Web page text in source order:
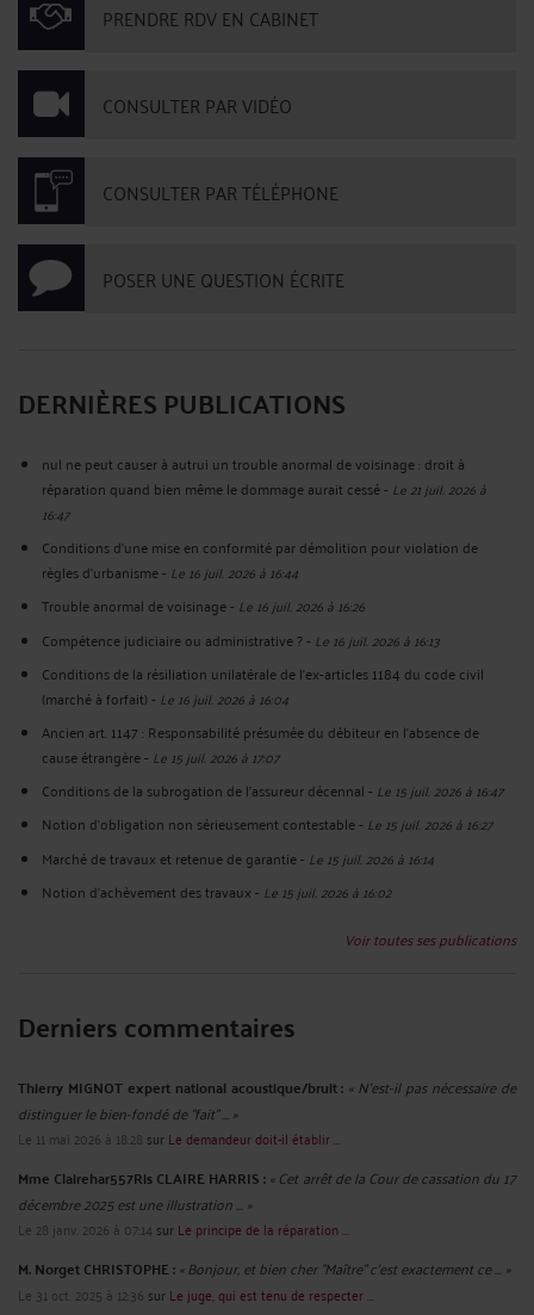
PRENDRE RDV EN CABINET
CONSULTER PAR VIDÉO
CONSULTER PAR TÉLÉPHONE
POSER UNE QUESTION ÉCRITE
DERNIÈRES PUBLICATIONS
nul ne peut causer à autrui un trouble anormal de voisinage : droit à
réparation quand bien même le dommage aurait cessé- Le 21 juil. 2026 à
16:47
Conditions d'une mise en conformité par démolition pour violation de
règles d'urbanisme- Le 16 juil. 2026 à 16:44
Trouble anormal de voisinage- Le 16 juil. 2026 à 16:26
Compétence judiciaire ou administrative ?- Le 16 juil. 2026 à 16:13
Conditions de la résiliation unilatérale de l'ex-articles 1184 du code civil
(marché à forfait)- Le 16 juil. 2026 à 16:04
Ancien art. 1147 : Responsabilité présumée du débiteur en l'absence de
cause étrangère- Le 15 juil. 2026 à 17:07
Conditions de la subrogation de l'assureur décennal- Le 15 juil. 2026 à 16:47
Notion d'obligation non sérieusement contestable- Le 15 juil. 2026 à 16:27
Marché de travaux et retenue de garantie- Le 15 juil. 2026 à 16:14
Notion d'achèvement des travaux- Le 15 juil. 2026 à 16:02
Voir toutes ses publications
Derniers commentaires
Thierry MIGNOT expert national acoustique/bruit : « N'est-il pas nécessaire de
distinguer le bien-fondé de "fait" ... »
Le 11 mai 2026 à 18:28 sur Le demandeur doit-il établir ...
Mme Clairehar557Ris CLAIRE HARRIS :« Cet arrêt de la Cour de cassation du 17
décembre 2025 est une illustration ... »
Le 28 janv. 2026 à 07:14 sur Le principe de la réparation ...
M. Norget CHRISTOPHE :« Bonjour, et bien cher "Maître" c'est exactement ce ... »
Le 31 oct. 2025 à 12:36 sur Le juge, qui est tenu de respecter ...